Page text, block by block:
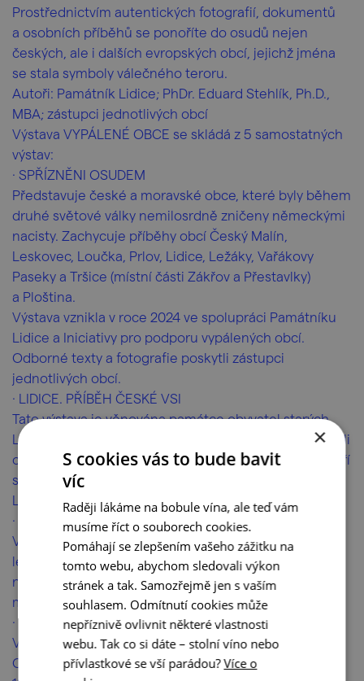
Prostřednictvím autentických fotografií, dokumentů
a osobních příběhů se ponoříte do osudů nejen
českých, ale i dalších evropských obcí, jejichž jména
se stala symboly válečného teroru.
Autoři: Památník Lidice; PhDr. Eduard Stehlík, Ph.D.,
MBA; zástupci jednotlivých obcí
Výstava VYPÁLENÉ OBCE se skládá z 5 samostatných
výstav:
· SPŘÍZNĚNI OSUDEM
Představuje české a moravské obce, které byly během
druhé světové války nemilosrdně zničeny německými
nacisty. Zachycuje příběhy obcí Český Malín,
Leskovec, Loučka, Prlov, Lidice, Ležáky, Vařákovy
Paseky a Tršice (místní části Zákřov a Přestavlky)
a Ploština.
Výstava vznikla v roce 2024 ve spolupráci Památníku
Lidice a Iniciativy pro podporu vypálených obcí.
Odborné texty a fotografie poskytli zástupci
jednotlivých obcí.
· LIDICE. PŘÍBĚH ČESKÉ VSI
Tato výstava je věnována památce obyvatel starých
Lidic – 192 mužům, 60 ženám a 88 dětem, kteří se stali
obětmi nacistického násilí. Ale také těm lidickým, kteří
se po 2. světové válce vrátili domů a žili v nových
Lidicích bez svých nejbližších až do konce svých dnů.
· ZAPOMENUTÉ JAVOŘÍČKO
Výstava přibližuje tragédii v moravské obci Javoříčko
ležící nedaleko pohádkového hradu Bouzova. Ta byla
nacisty vypálena dne 5. května 1945 a 38 jejich
mužských obyvatel bylo povražděno.
· TRAGÉDIE V ORADOUR-SUR-GLANE 1944-2004
Výstava představuje vyvraždění francouzské obce
Oradour-Sur-Glane jednotkami SS dne 10. června
×
S cookies vás to bude bavit
víc
Raději lákáme na bobule vína, ale teď vám
musíme říct o souborech cookies.
Pomáhají se zlepšením vašeho zážitku na
tomto webu, abychom sledovali výkon
stránek a tak. Samozřejmě jen s vaším
souhlasem. Odmítnutí cookies může
nepříznivě ovlivnit některé vlastnosti
webu. Tak co si dáte – stolní víno nebo
přívlastkové se vší parádou?Více o